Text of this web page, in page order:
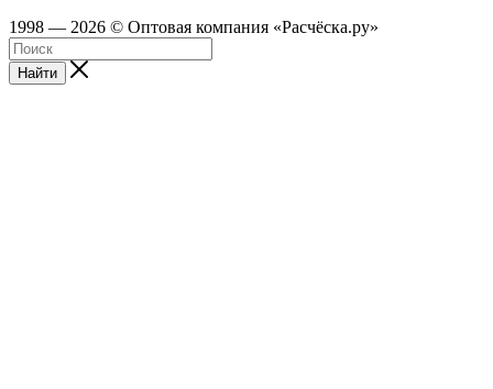
1998 — 2026 © Оптовая компания «Расчёска.ру»
Найти